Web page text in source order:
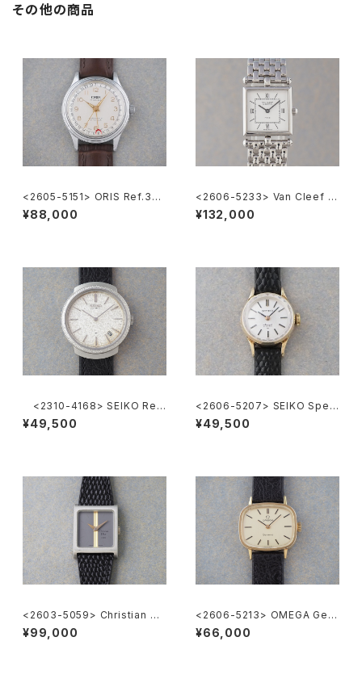
その他の商品
<2605-5151> ORIS Ref.302
-7285B ”POINTER DATE"
¥88,000
<2606-5233> Van Cleef &
Arpels Classique
¥132,000
<2310-4168> SEIKO Ref.
2419-0010
¥49,500
<2606-5207> SEIKO Speci
al
¥49,500
<2603-5059> Christian Di
or
¥99,000
<2606-5213> OMEGA Gen
eve
¥66,000